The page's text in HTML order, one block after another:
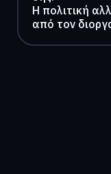
Η πολιτική
από τον